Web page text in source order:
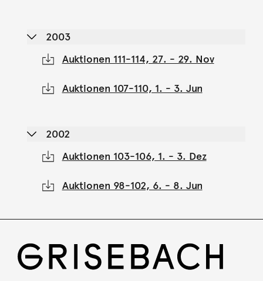
2003
Auktionen 111-114, 27. - 29. Nov
Auktionen 107-110, 1. - 3. Jun
2002
Auktionen 103-106, 1. - 3. Dez
Auktionen 98-102, 6. - 8. Jun